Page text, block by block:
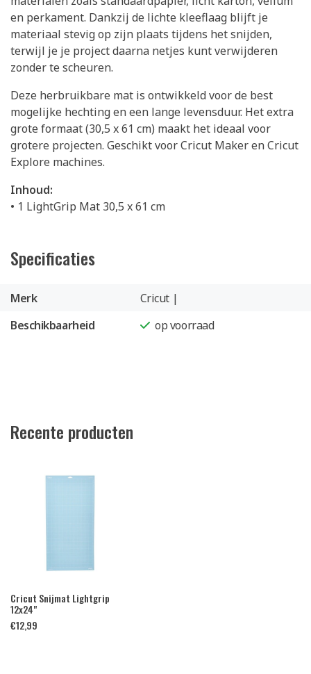
en perkament. Dankzij de lichte kleeflaag blijft je
materiaal stevig op zijn plaats tijdens het snijden,
terwijl je je project daarna netjes kunt verwijderen
zonder te scheuren.
Deze herbruikbare mat is ontwikkeld voor de best
mogelijke hechting en een lange levensduur. Het extra
grote formaat (30,5 x 61 cm) maakt het ideaal voor
grotere projecten. Geschikt voor Cricut Maker en Cricut
Explore machines.
Inhoud:
• 1 LightGrip Mat 30,5 x 61 cm
Specificaties
Merk
Cricut |
Beschikbaarheid
op voorraad
Recente producten
Cricut Snijmat Lightgrip
12x24"
€12,99